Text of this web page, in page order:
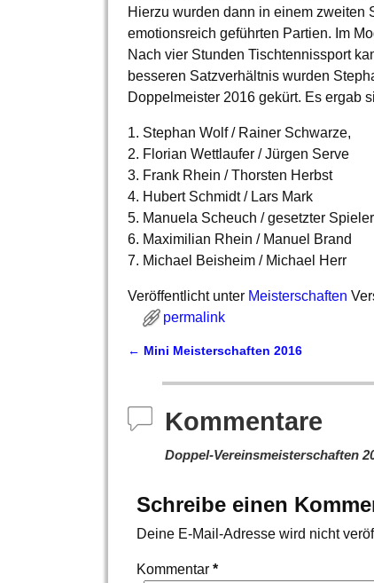
Hierzu wurden dann in einem zweiten
emotionsreich geführten Partien. Im
Nach vier Stunden Tischtennissport
besseren Satzverhältnis wurden
Doppelmeister 2016 gekürt. Es ergab
1. Stephan Wolf / Rainer Schwarze,
2. Florian Wettlaufer / Jürgen Serve
3. Frank Rhein / Thorsten Herbst
4. Hubert Schmidt / Lars Mark
5. Manuela Scheuch / gesetzter Spieler
6. Maximilian Rhein / Manuel Brand
7. Michael Beisheim / Michael Herr
Veröffentlicht unter Meisterschaften
permalink
← Mini Meisterschaften 2016
Kommentare
Doppel-Vereinsmeisterschaften
Schreibe einen
Deine E-Mail-Adresse wird nicht
Kommentar *